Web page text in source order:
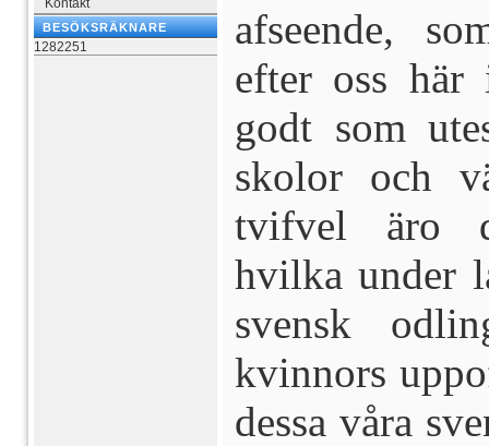
Kontakt
BESÖKSRÄKNARE
1282251
afseende,
efter oss här
godt som
skolor och
tvifvel äro
hvilka under
svensk
kvinnors
dessa våra